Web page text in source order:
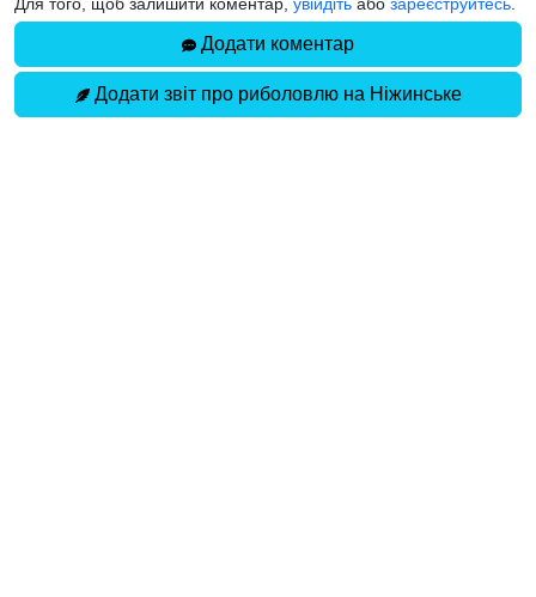
Додати коментар
Додати звіт про риболовлю на Ніжинське